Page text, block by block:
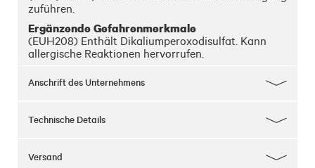
zuführen.
Ergänzende Gefahrenmerkmale
(EUH208) Enthält Dikaliumperoxodisulfat. Kann
allergische Reaktionen hervorrufen.
Anschrift des Unternehmens
Technische Details
Versand